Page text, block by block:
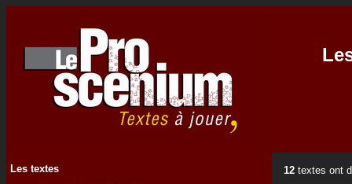
Les textes
12 textes ont